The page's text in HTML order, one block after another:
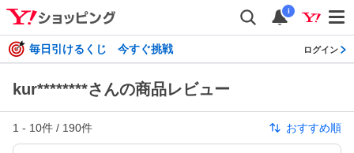
i
毎日引けるくじ 今すぐ挑戦 ログイン
kur********さんの商品レビュー
1 - 10件 / 190件 おすすめ順